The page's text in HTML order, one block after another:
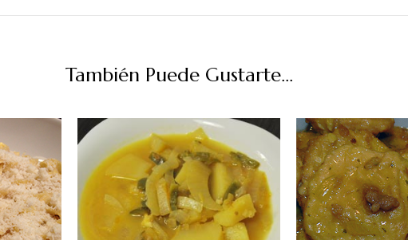
También Puede Gustarte...